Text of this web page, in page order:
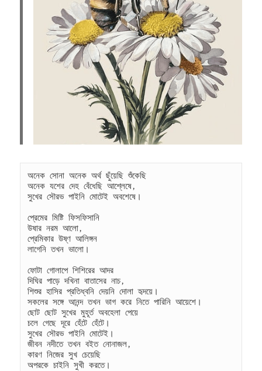
অনেক সোনা অনেক অর্থ ছুঁয়েছি শুঁকেছি
অনেক যশের দেহ বেঁধেছি আশ্লেষে,
সুখের সৌরভ পাইনি মোটেই অবশেষে।
প্রেমের মিষ্টি ফিসফিসানি
উষার নরম আলো,
প্রেমিকার উষ্ণ আলিঙ্গন
লাগেনি তখন ভালো।
ফোটা গোলাপে শিশিরের আদর
দিঘির পাড়ে দখিনা বাতাসের নাচ,
শিশুর হাসির প্রতিধ্বনি দেয়নি দোলা হৃদয়ে।
সকলের সঙ্গে আনন্দ তখন ভাগ করে নিতে পারিনি আয়েশে।
ছোট ছোট সুখের মুহূর্ত অবহেলা পেয়ে
চলে গেছে দূরে হেঁটে হেঁটে।
সুখের সৌরভ পাইনি মোটেই।
জীবন নদীতে তখন বইত নোনাজল,
কারণ নিজের সুখ চেয়েছি
অপরকে চাইনি সুখী করতে।